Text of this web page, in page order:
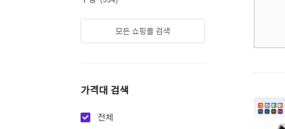
모든 쇼핑몰 검색
가격대 검색
전체